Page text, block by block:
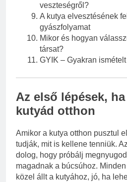
veszteségről?
A kutya elvesztésének
gyászfolyamat
Mikor és hogyan
társat?
GYIK – Gyakran
Az első lépések,
kutyád otthon
Amikor a kutya otthon pusztul
tudják, mit is kellene tenniük.
dolog, hogy próbálj
magadnak a búcsúhoz.
közel állt a kutyához, jó, ha